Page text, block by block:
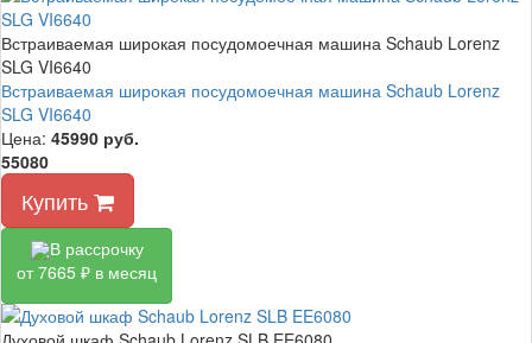
Встраиваемая широкая посудомоечная машина Schaub Lorenz
SLG VI6640
Встраиваемая широкая посудомоечная машина Schaub Lorenz
SLG VI6640
Цена: 45990 руб.
55080
Купить
В рассрочку
от 7665 ₽ в месяц